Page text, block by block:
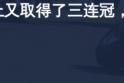
取得了三连冠